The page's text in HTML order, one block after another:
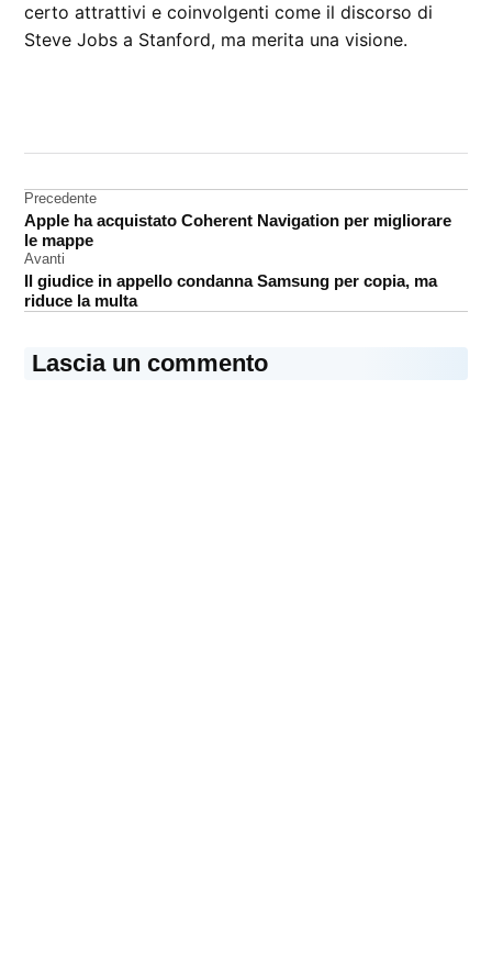
certo attrattivi e coinvolgenti come il discorso di
Steve Jobs a Stanford, ma merita una visione.
Navigazione
articoli
Precedente
Apple ha acquistato Coherent Navigation per migliorare
le mappe
Avanti
Il giudice in appello condanna Samsung per copia, ma
riduce la multa
Lascia un commento